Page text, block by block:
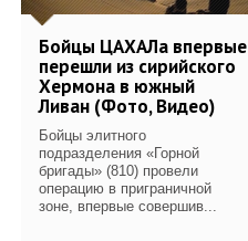
Бойцы ЦАХАЛа впервые
перешли из сирийского
Хермона в южный
Ливан (Фото, Видео)
Бойцы элитного
подразделения «Горной
бригады» (810) провели
операцию в приграничной
зоне, впервые совершив...